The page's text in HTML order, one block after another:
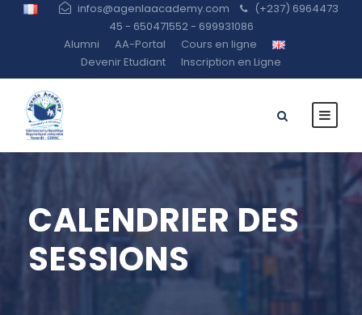
infos@agenlaacademy.com
(+237) 6964473
45 - 650471552 - 699931086
Alumni
AA-Portal
Cours en ligne
Devenir Etudiant
Inscription en Ligne
CALENDRIER DES
SESSIONS